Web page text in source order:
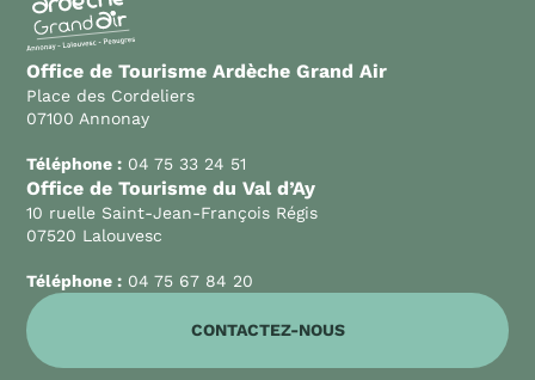
Office de Tourisme Ardèche Grand Air
Place des Cordeliers
07100 Annonay
Téléphone : 04 75 33 24 51
Office de Tourisme du Val d’Ay
10 ruelle Saint-Jean-François Régis
07520 Lalouvesc
Téléphone : 04 75 67 84 20
CONTACTEZ-NOUS